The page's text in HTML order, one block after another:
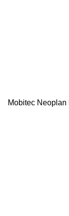
Mobitec Neoplan